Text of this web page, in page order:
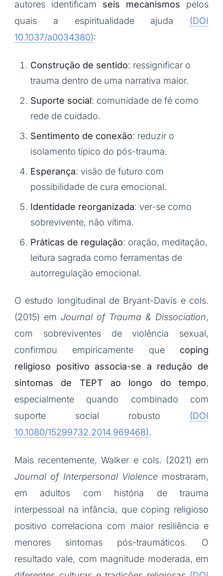
autores identificam seis mecanismos pelos
quais a espiritualidade ajuda (DOI
10.1037/a0034380):
Construção de sentido: ressignificar o
trauma dentro de uma narrativa maior.
Suporte social: comunidade de fé como
rede de cuidado.
Sentimento de conexão: reduzir o
isolamento típico do pós-trauma.
Esperança: visão de futuro com
possibilidade de cura emocional.
Identidade reorganizada: ver-se como
sobrevivente, não vítima.
Práticas de regulação: oração, meditação,
leitura sagrada como ferramentas de
autorregulação emocional.
O estudo longitudinal de Bryant-Davis e cols.
(2015) em Journal of Trauma & Dissociation,
com sobreviventes de violência sexual,
confirmou empiricamente que coping
religioso positivo associa-se a redução de
sintomas de TEPT ao longo do tempo,
especialmente quando combinado com
suporte social robusto (DOI
10.1080/15299732.2014.969468).
Mais recentemente, Walker e cols. (2021) em
Journal of Interpersonal Violencemostraram,
em adultos com história de trauma
interpessoal na infância, que coping religioso
positivo correlaciona com maior resiliência e
menores sintomas pós-traumáticos. O
resultado vale, com magnitude moderada, em